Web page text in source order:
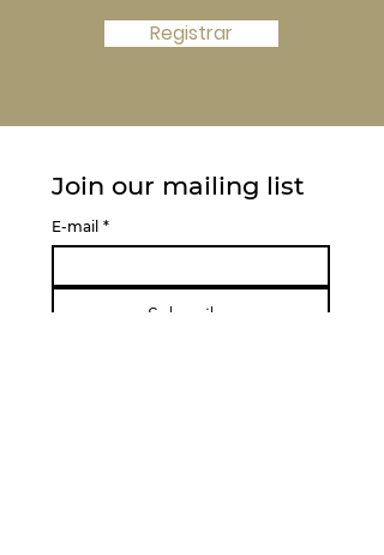
Registrar
Join our mailing list
E-mail *
Subscribe